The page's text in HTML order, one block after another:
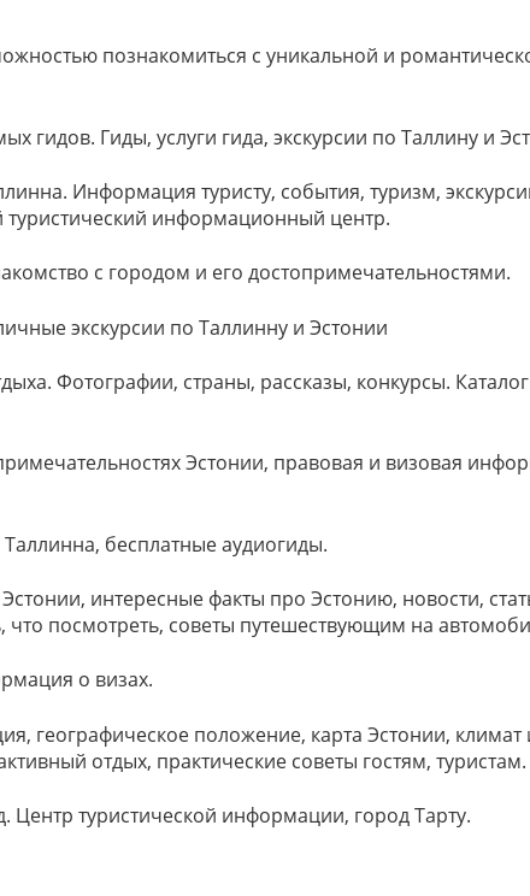
познакомиться с уникальной и
гидов. Гиды, услуги гида, экскурсии по Таллину и
Информация туристу, события, туризм,
информационный центр.
с городом и его достопримечательностями.
экскурсии по Таллинну и Эстонии
Фотографии, страны, рассказы, конкурсы. Каталог
Эстонии, правовая и визовая
бесплатные аудиогиды.
интересные факты про Эстонию, новости,
что посмотреть, советы путешествующим на
о визах.
географическое положение, карта Эстонии, климат
отдых, практические советы гостям, туристам.
Центр туристической информации, город Тарту.